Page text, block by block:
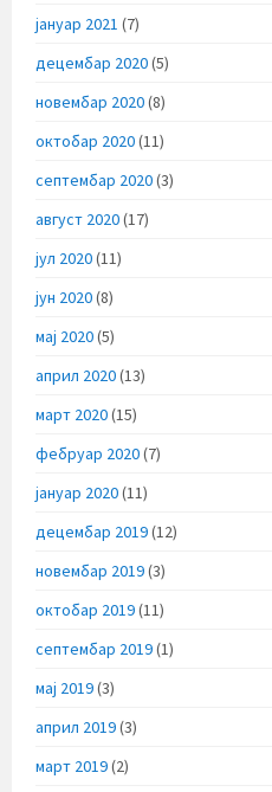
јануар 2021 (7)
децембар 2020(5)
новембар 2020(8)
октобар 2020(11)
септембар 2020(3)
август 2020(17)
јул 2020(11)
јун 2020(8)
мај 2020(5)
април 2020(13)
март 2020(15)
фебруар 2020(7)
јануар 2020(11)
децембар 2019(12)
новембар 2019(3)
октобар 2019(11)
септембар 2019(1)
мај 2019(3)
април 2019(3)
март 2019(2)